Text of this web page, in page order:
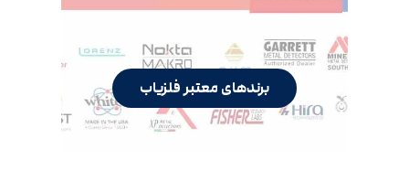
برندهای معتبر فلزیاب